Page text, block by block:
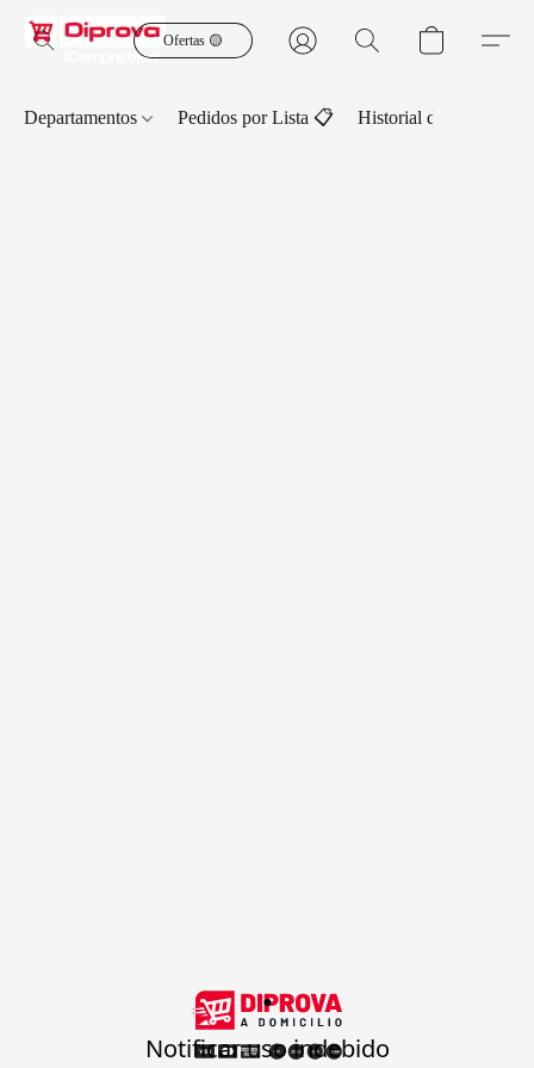
Ofertas 🟡
Departamentos Pedidos por Lista 📋 Historial de Pedidos
.
Notificar uso indebido